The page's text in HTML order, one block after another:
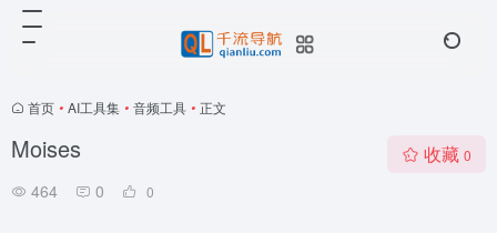
首页 • AI工具集 • 音频工具 • 正文
Moises
464 0 0
收藏 0